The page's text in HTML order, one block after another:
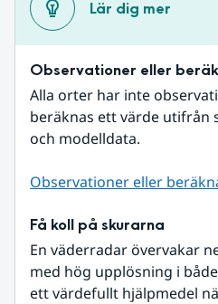
Lär dig mer
Observationer eller
Alla orter har inte
beräknas ett värde utifrån
och modelldata.
Observationer eller
Få koll på skurarna
En väderradar övervakar
med hög upplösning i
ett värdefullt hjälpmedel